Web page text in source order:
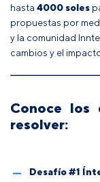
hasta 4000 soles
propuestas por
y la comunidad
cambios y el
Conoce los
resolver:
Desafío #1